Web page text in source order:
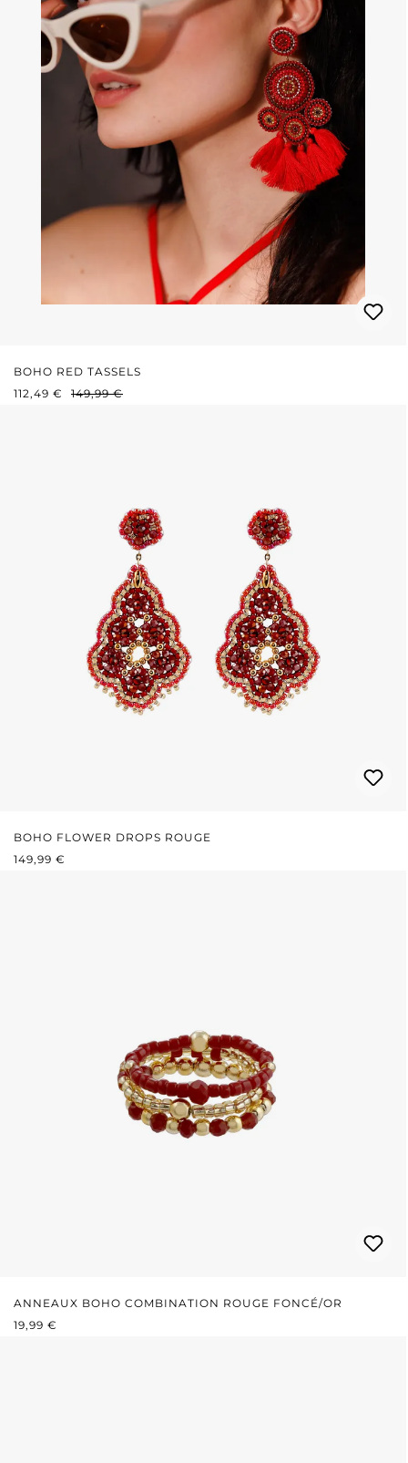
BOHO RED TASSELS
PRIX DE VENTE :
112,49 € PRIX RÉGULIER :
149,99 €
BOHO FLOWER DROPS ROUGE
PRIX RÉGULIER :
149,99 €
ANNEAUX BOHO COMBINATION ROUGE FONCÉ/OR
PRIX RÉGULIER :
19,99 €